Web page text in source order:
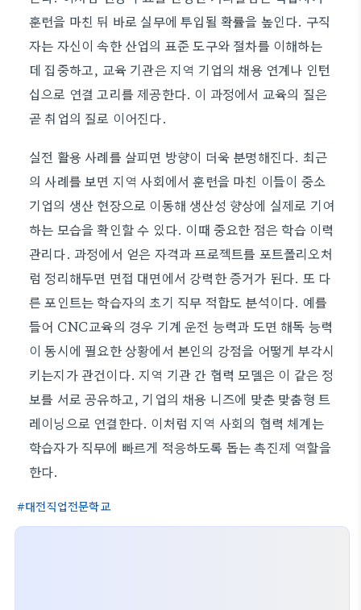
훈련을 마친 뒤 바로 실무에 투입될 확률을 높인다. 구직
자는 자신이 속한 산업의 표준 도구와 절차를 이해하는
데 집중하고, 교육 기관은 지역 기업의 채용 연계나 인턴
십으로 연결 고리를 제공한다. 이 과정에서 교육의 질은
곧 취업의 질로 이어진다.
실전 활용 사례를 살피면 방향이 더욱 분명해진다. 최근
의 사례를 보면 지역 사회에서 훈련을 마친 이들이 중소
기업의 생산 현장으로 이동해 생산성 향상에 실제로 기여
하는 모습을 확인할 수 있다. 이때 중요한 점은 학습 이력
관리다. 과정에서 얻은 자격과 프로젝트를 포트폴리오처
럼 정리해두면 면접 대면에서 강력한 증거가 된다. 또 다
른 포인트는 학습자의 초기 직무 적합도 분석이다. 예를
들어 CNC교육의 경우 기계 운전 능력과 도면 해독 능력
이 동시에 필요한 상황에서 본인의 강점을 어떻게 부각시
키는지가 관건이다. 지역 기관 간 협력 모델은 이 같은 정
보를 서로 공유하고, 기업의 채용 니즈에 맞춘 맞춤형 트
레이닝으로 연결한다. 이처럼 지역 사회의 협력 체계는
학습자가 직무에 빠르게 적응하도록 돕는 촉진제 역할을
한다.
대전직업전문학교